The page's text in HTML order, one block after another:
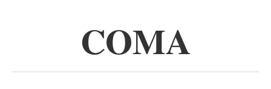
Kontakt
COMA